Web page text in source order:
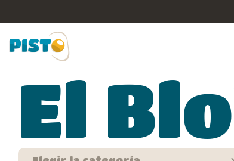
El